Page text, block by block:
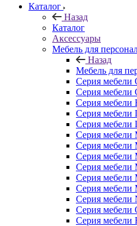
Каталог
Назад
Каталог
Аксессуары
Мебель для
Назад
Мебель для
Серия мебели
Серия мебели
Серия мебели
Серия мебели
Серия мебели
Серия мебели
Серия мебели
Серия мебели
Серия мебели
Серия мебели
Серия мебели
Серия мебели
Серия мебели
Серия мебели